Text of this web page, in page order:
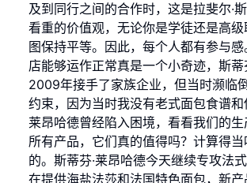
及到同行之间的合作时，这是拉斐尔·
看重的价值观，无论你是学徒还是高
图保持平等。因此，每个人都有参与
店能够运作正常真是一个小奇迹，斯蒂
2009年接手了家族企业，但当时濒临
约束，因为当时我没有老式面包食谱和
莱昂哈德曾经陷入困境，看看我们的
所有产品，它们真的值得吗？计算得
的。斯蒂芬·莱昂哈德今天继续专攻法
在提供海盐法莎和法国特色面包，新产